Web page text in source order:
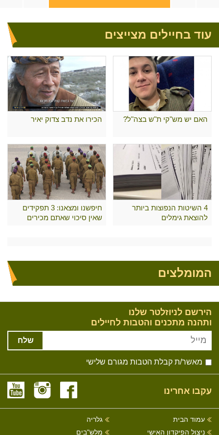
עוד בחיילים מצייצים
האם יש מש"קי ת"ש בצה"ל? הכירו את נדב צדוק יאיר
4 השיטות הנפוצות ביותר
להוצאת גימלים
חיפשנו ומצאנו: 3 תפקידים
שאין סיכוי שאתם מכירים
המומלצים
הירשם לניוזלטר שלנו
ותהנה מתכנים והטבות לחיילים
שלח
מאשר/ת קבלת הטבות מגורם שלישי
עקבו אחרינו
עמוד הבית
ניצול הפיקדון האישי
גלריה
מלש"בים